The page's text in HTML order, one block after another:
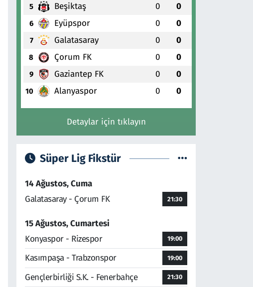
5 Beşiktaş 0 0
6 Eyüpspor 0 0
7 Galatasaray 0 0
8 Çorum FK 0 0
9 Gaziantep FK 0 0
10 Alanyaspor 0 0
Detaylar için tıklayın
Süper Lig Fikstür
14 Ağustos, Cuma
Galatasaray - Çorum FK
21:30
15 Ağustos, Cumartesi
Konyaspor - Rizespor
19:00
Kasımpaşa - Trabzonspor 19:00
Gençlerbirliği S.K. - Fenerbahçe 21:30